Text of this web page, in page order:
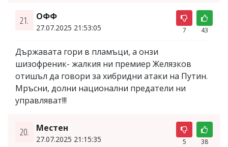
21. ОФФ
27.07.2025 21:53:05 7 43
Държавата гори в пламъци, а онзи
шизофреник- жалкия ни премиер Желязков
отишъл да говори за хибридни атаки на Путин.
Мръсни, долни национални предатели ни
управляват!!!
20. Местен
27.07.2025 21:15:35 5 38